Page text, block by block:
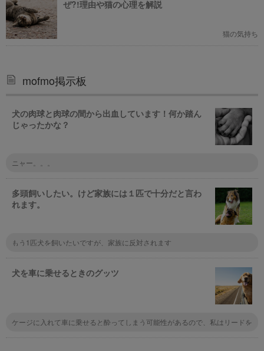
ぜ?!理由や猫の心理を解説
猫の気持ち
mofmo掲示板
犬の肉球と肉球の間から出血しています！何か踏ん
じゃったかな？
ニャー。。。
多頭飼いしたい。けど家族には１匹で十分だと言わ
れます。
もう1匹犬を飼いたいですが、家族に反対されます
犬を車に乗せるときのグッツ
ケージに入れて車に乗せると酔ってしまう可能性があるので、私はリードを
んだけどね。。。犬用のシートベルトがあるとかないとか聞いたことあるな